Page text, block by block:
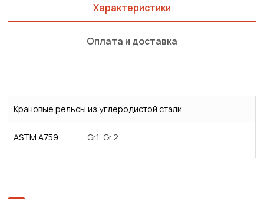
Характеристики
Оплата и доставка
Крановые рельсы из углеродистой стали
ASTM A759 Gr.1, Gr.2